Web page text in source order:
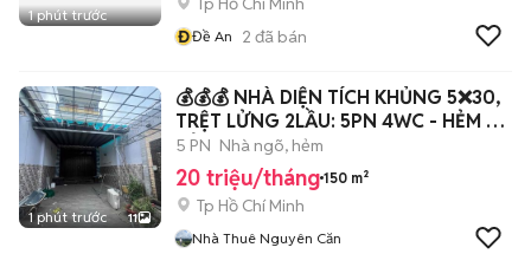
1 phút trước
ĐĐề An 2 đã bán
1 phút trước 11
💰💰💰 NHÀ DIỆN TÍCH KHỦNG 5❌30,
TRỆT LỬNG 2LẦU: 5PN 4WC - HẺM XE
TẢI
5 PN Nhà ngõ, hẻm
20 triệu/tháng 150 m²
Tp Hồ Chí Minh
Nhà Thuê Nguyên Căn